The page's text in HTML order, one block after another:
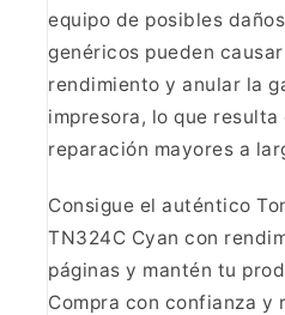
equipo de posibles
genéricos pueden causar
rendimiento y anular la
impresora, lo que resulta
reparación mayores a
Consigue el auténtico
TN324C Cyan con
páginas y mantén tu
Compra con confianza y